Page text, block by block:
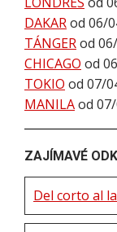
DAKARod 06/
TÁNGERod
CHICAGO od
TOKIO od 07/
MANILAod
ZAJÍMAVÉ
Del corto al